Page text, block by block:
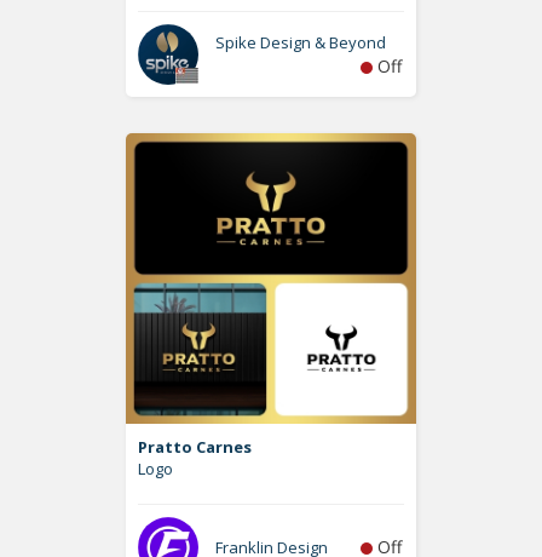
Spike Design & Beyond
Off
Pratto Carnes
Logo
Franklin Design Off